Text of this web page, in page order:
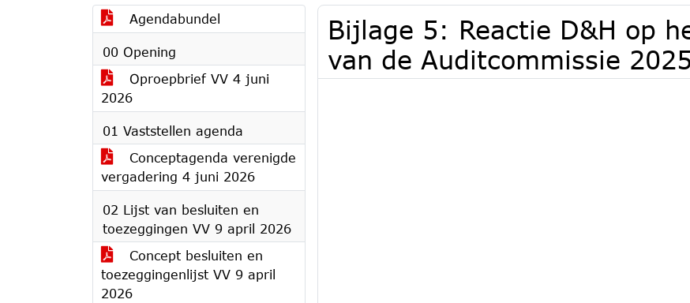
Agendabundel
00 Opening
Oproepbrief VV 4 juni
2026
01 Vaststellen agenda
Conceptagenda verenigde
vergadering 4 juni 2026
02 Lijst van besluiten en
toezeggingen VV 9 april 2026
Concept besluiten en
toezeggingenlijst VV 9 april
2026
Bijlage 5: Reactie D&H op
van de Auditcommissie